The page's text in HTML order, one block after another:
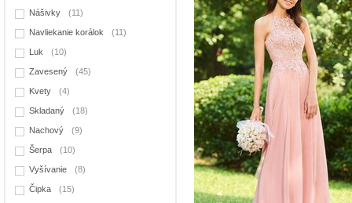
Nášivky
(11)
Navliekanie korálok (11)
Luk (10)
Zavesený (45)
Kvety (4)
Skladaný (18)
Nachový (9)
Šerpa (10)
Vyšívanie (8)
Čipka (15)